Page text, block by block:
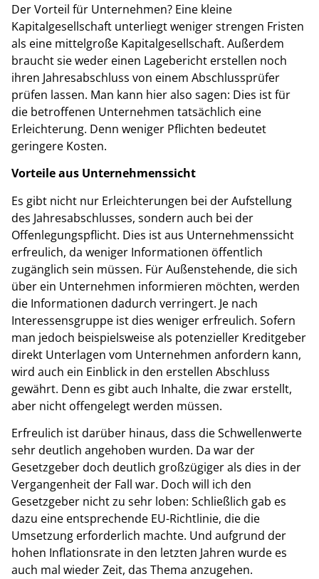
Der Vorteil für Unternehmen? Eine kleine
Kapitalgesellschaft unterliegt weniger strengen Fristen
als eine mittelgroße Kapitalgesellschaft. Außerdem
braucht sie weder einen Lagebericht erstellen noch
ihren Jahresabschluss von einem Abschlussprüfer
prüfen lassen. Man kann hier also sagen: Dies ist für
die betroffenen Unternehmen tatsächlich eine
Erleichterung. Denn weniger Pflichten bedeutet
geringere Kosten.
Vorteile aus Unternehmenssicht
Es gibt nicht nur Erleichterungen bei der Aufstellung
des Jahresabschlusses, sondern auch bei der
Offenlegungspflicht. Dies ist aus Unternehmenssicht
erfreulich, da weniger Informationen öffentlich
zugänglich sein müssen. Für Außenstehende, die sich
über ein Unternehmen informieren möchten, werden
die Informationen dadurch verringert. Je nach
Interessensgruppe ist dies weniger erfreulich. Sofern
man jedoch beispielsweise als potenzieller Kreditgeber
direkt Unterlagen vom Unternehmen anfordern kann,
wird auch ein Einblick in den erstellen Abschluss
gewährt. Denn es gibt auch Inhalte, die zwar erstellt,
aber nicht offengelegt werden müssen.
Erfreulich ist darüber hinaus, dass die Schwellenwerte
sehr deutlich angehoben wurden. Da war der
Gesetzgeber doch deutlich großzügiger als dies in der
Vergangenheit der Fall war. Doch will ich den
Gesetzgeber nicht zu sehr loben: Schließlich gab es
dazu eine entsprechende EU-Richtlinie, die die
Umsetzung erforderlich machte. Und aufgrund der
hohen Inflationsrate in den letzten Jahren wurde es
auch mal wieder Zeit, das Thema anzugehen.